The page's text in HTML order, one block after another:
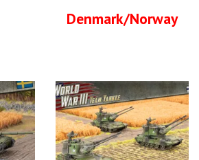
Denmark/Norway